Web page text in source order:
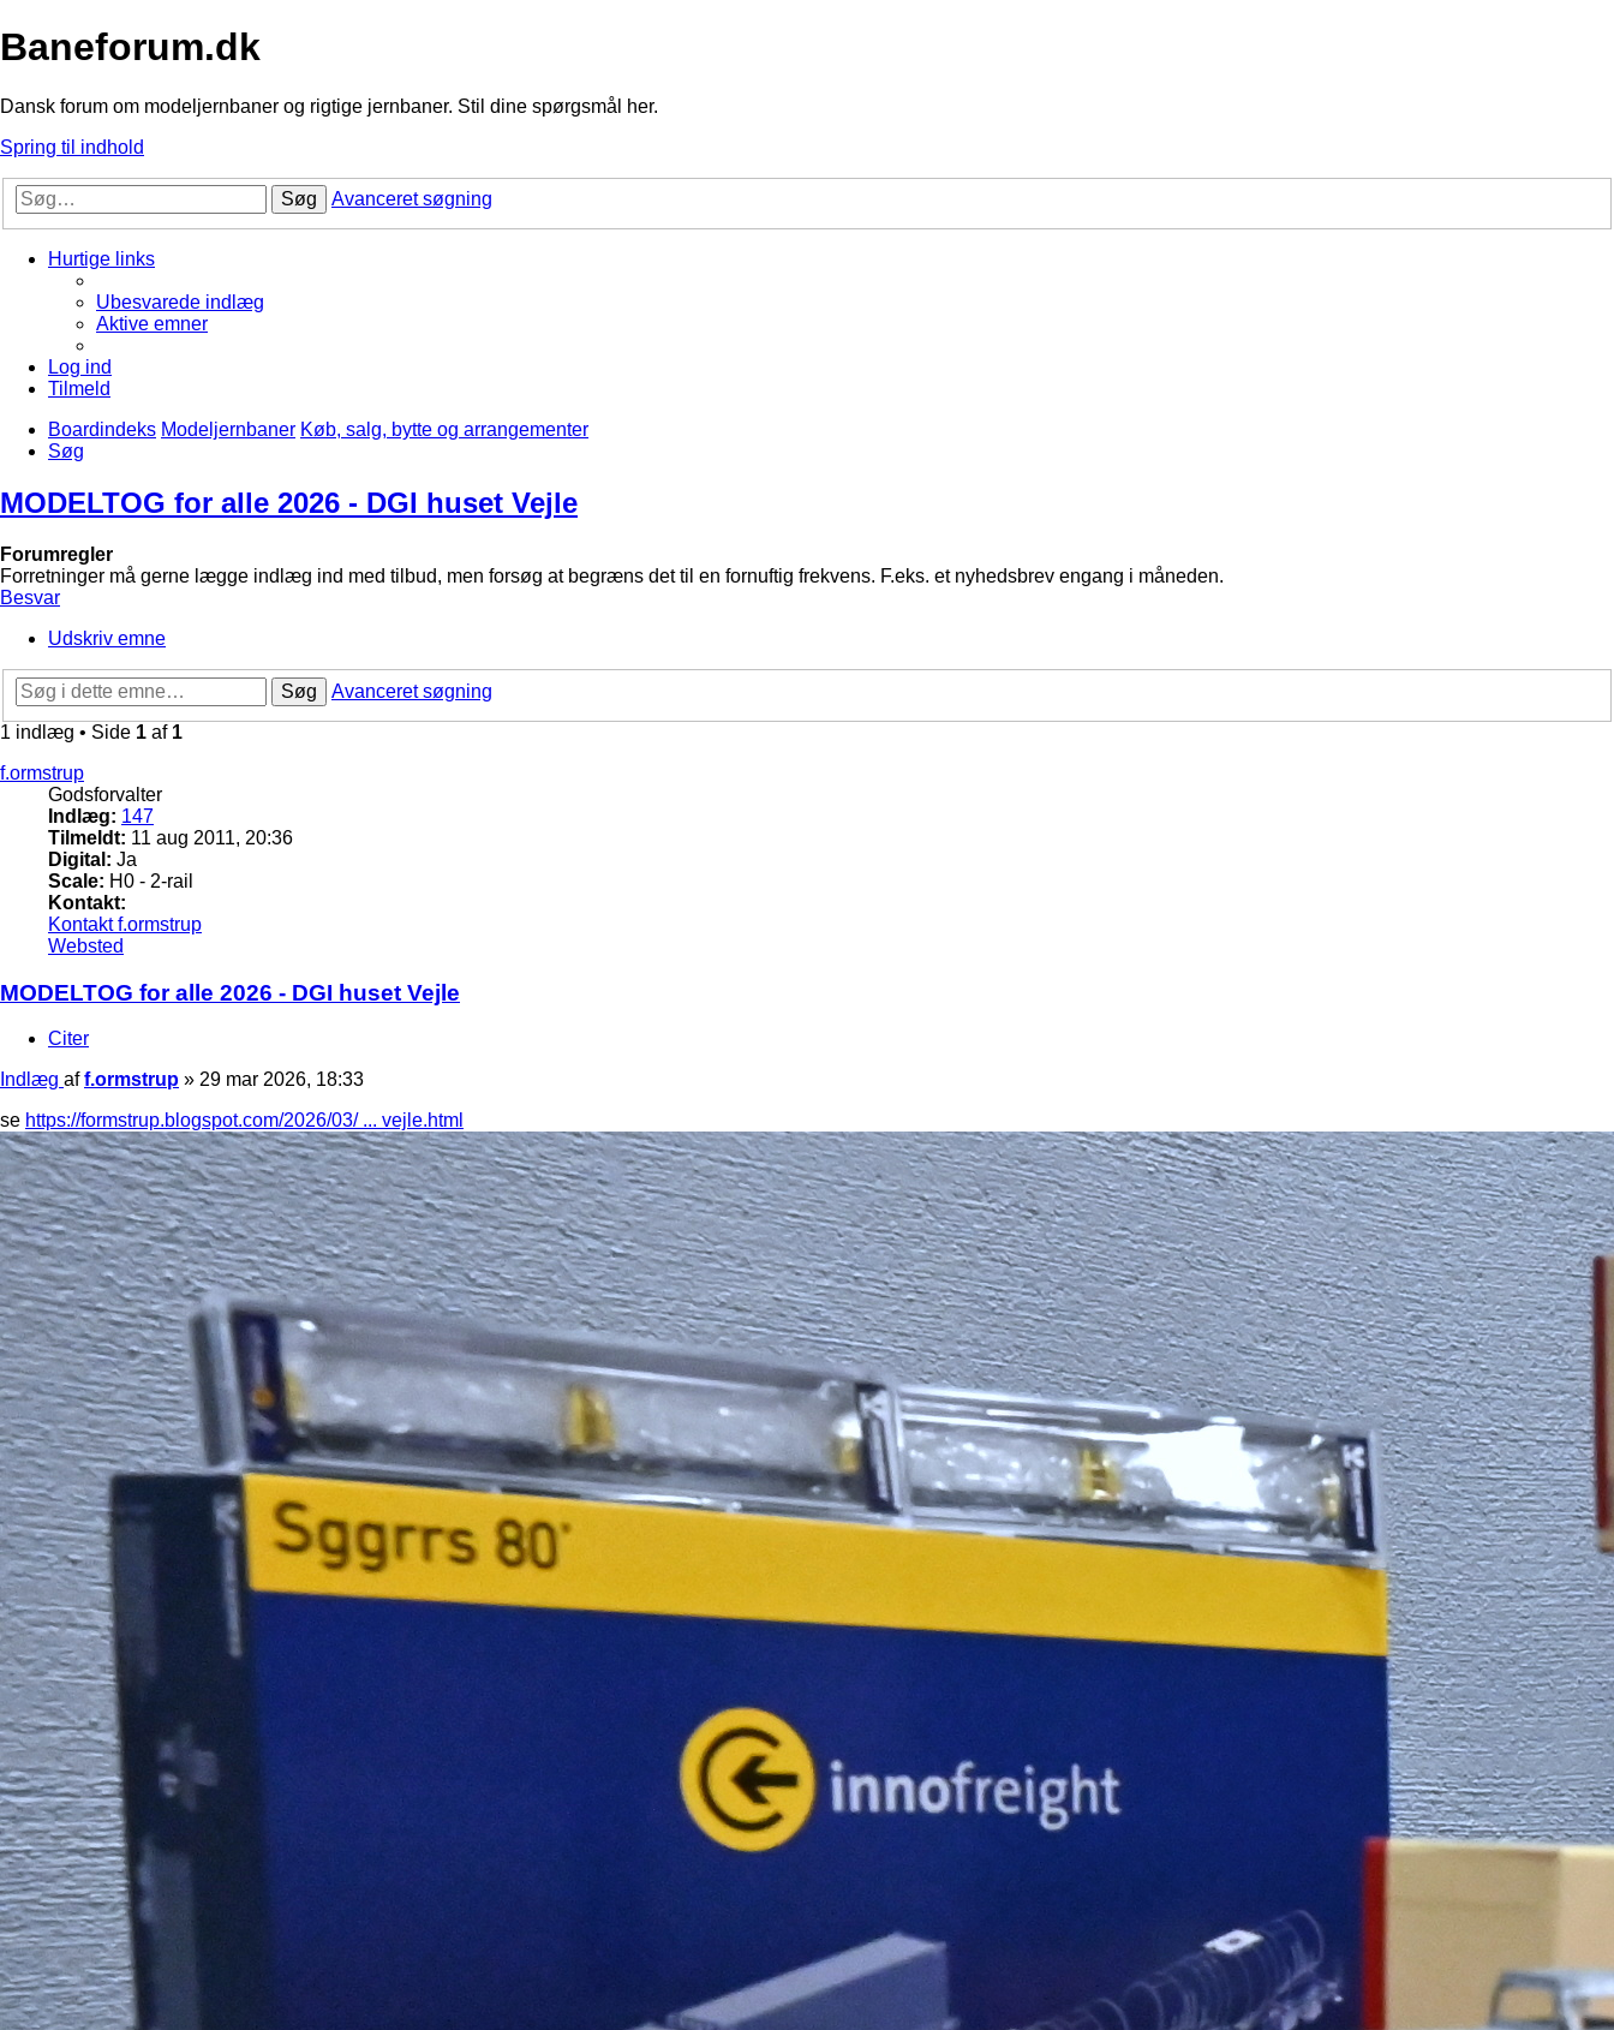
Baneforum.dk
Dansk forum om modeljernbaner og rigtige jernbaner. Stil dine spørgsmål her.
Spring til indhold
Søg Avanceret søgning
Hurtige links
Ubesvarede indlæg
Aktive emner
Log ind
Tilmeld
Boardindeks Modeljernbaner Køb, salg, bytte og arrangementer
Søg
MODELTOG for alle 2026 - DGI huset Vejle
Forumregler
Forretninger må gerne lægge indlæg ind med tilbud, men forsøg at begræns det til en fornuftig frekvens. F.eks. et nyhedsbrev engang i måneden.
Besvar
Udskriv emne
Søg
Avanceret søgning
1 indlæg • Side 1 af 1
f.ormstrup
Godsforvalter
Indlæg: 147
Tilmeldt: 11 aug 2011, 20:36
Digital: Ja
Scale: H0 - 2-rail
Kontakt:
Kontakt f.ormstrup
Websted
MODELTOG for alle 2026 - DGI huset Vejle
Citer
Indlæg aff.ormstrup » 29 mar 2026, 18:33
se https://formstrup.blogspot.com/2026/03/ ... vejle.html